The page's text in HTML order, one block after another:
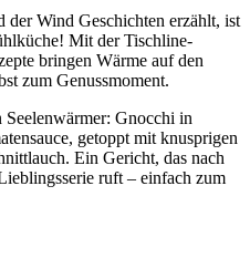
der Wind Geschichten erzählt, ist
Mit der Tischline-
bringen Wärme auf den
zum Genussmoment.
Seelenwärmer: Gnocchi in
getoppt mit knusprigen
Ein Gericht, das nach
ruft – einfach zum